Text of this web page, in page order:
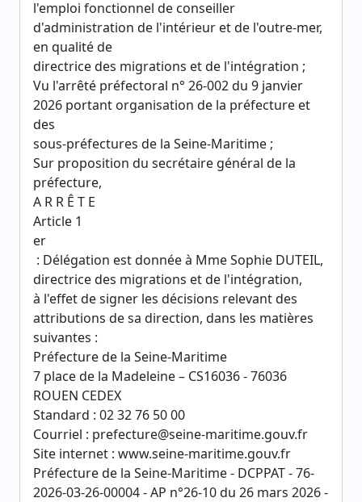
l'emploi fonctionnel de conseiller
d'administration de l'intérieur et de l'outre-mer,
en qualité de
directrice des migrations et de l'intégration ;
Vu l'arrêté préfectoral n° 26-002 du 9 janvier
2026 portant organisation de la préfecture et
des
sous-préfectures de la Seine-Maritime ;
Sur proposition du secrétaire général de la
préfecture,
A R R Ê T E
Article 1
er
: Délégation est donnée à Mme Sophie DUTEIL,
directrice des migrations et de l'intégration,
à l'effet de signer les décisions relevant des
attributions de sa direction, dans les matières
suivantes :
Préfecture de la Seine-Maritime
7 place de la Madeleine – CS16036 - 76036
ROUEN CEDEX
Standard : 02 32 76 50 00
Courriel : prefecture@seine-maritime.gouv.fr
Site internet : www.seine-maritime.gouv.fr
Préfecture de la Seine-Maritime - DCPPAT - 76-
2026-03-26-00004 - AP n°26-10 du 26 mars 2026 -